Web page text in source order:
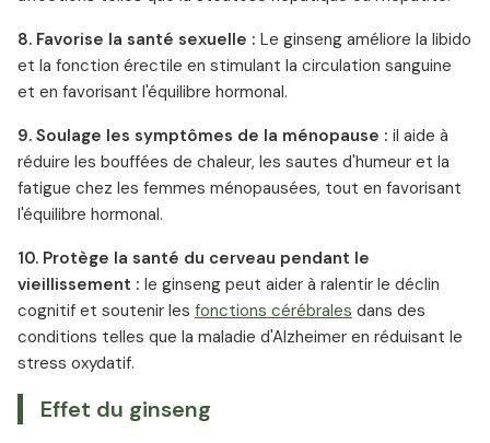
8. Favorise la santé sexuelle : Le ginseng améliore la libido
et la fonction érectile en stimulant la circulation sanguine
et en favorisant l'équilibre hormonal.
9. Soulage les symptômes de la ménopause : il aide à
réduire les bouffées de chaleur, les sautes d'humeur et la
fatigue chez les femmes ménopausées, tout en favorisant
l'équilibre hormonal.
10. Protège la santé du cerveau pendant le
vieillissement : le ginseng peut aider à ralentir le déclin
cognitif et soutenir les fonctions cérébrales dans des
conditions telles que la maladie d'Alzheimer en réduisant le
stress oxydatif.
Effet du ginseng